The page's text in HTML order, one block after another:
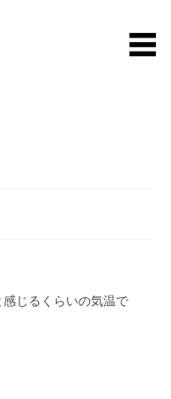
じるくらいの気温で